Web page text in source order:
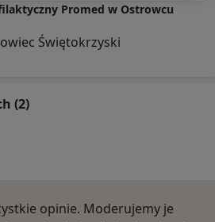
Promed w Ostrowcu
Świętokrzyski
(2)
opinie. Moderujemy je